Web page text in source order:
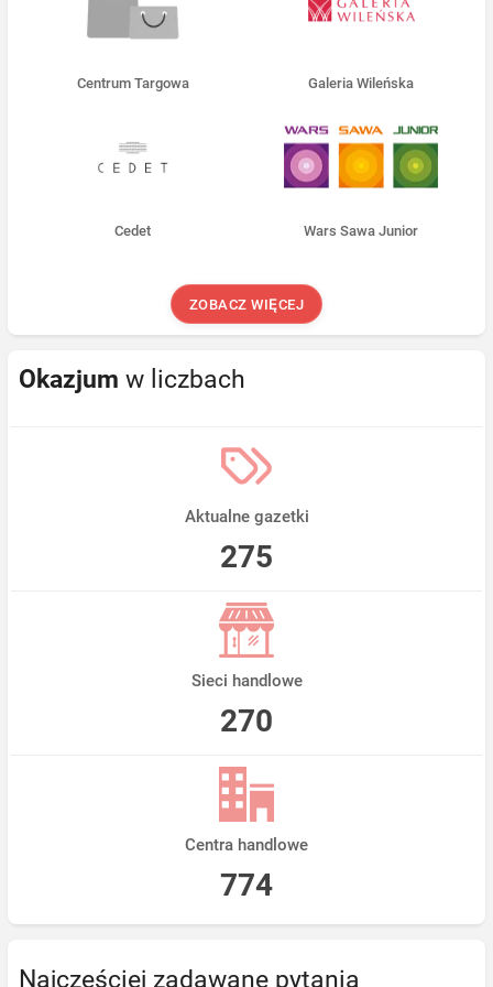
Centrum Targowa Galeria Wileńska
Cedet Wars Sawa Junior
ZOBACZ WIĘCEJ
Okazjum w liczbach
Aktualne gazetki
275
Sieci handlowe
270
Centra handlowe
774
Najczęściej zadawane pytania